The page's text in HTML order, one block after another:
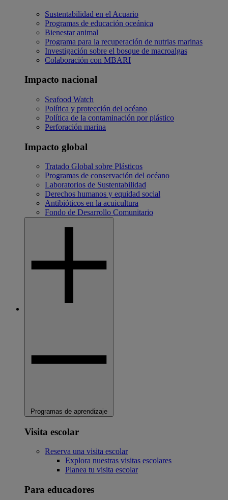
Sustentabilidad en el Acuario
Programas de educación oceánica
Bienestar animal
Programa para la recuperación de nutrias marinas
Investigación sobre el bosque de macroalgas
Colaboración con MBARI
Impacto nacional
Seafood Watch
Política y protección del océano
Política de la contaminación por plástico
Perforación marina
Impacto global
Tratado Global sobre Plásticos
Programas de conservación del océano
Laboratorios de Sustentabilidad
Derechos humanos y equidad social
Antibióticos en la acuicultura
Fondo de Desarrollo Comunitario
Programas de aprendizaje
Visita escolar
Reserva una visita escolar
Explora nuestras visitas escolares
Planea tu visita escolar
Para educadores